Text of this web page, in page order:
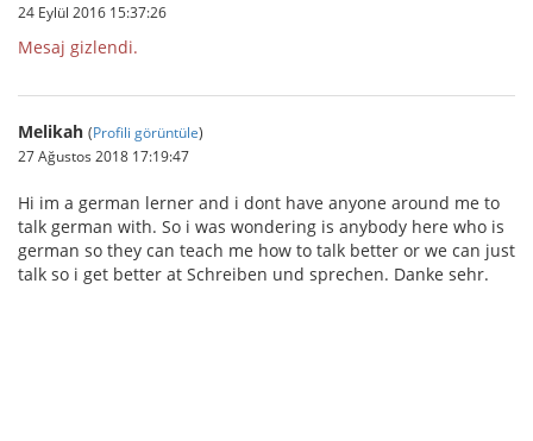
24 Eylül 2016 15:37:26
Mesaj gizlendi.
Melikah (Profili görüntüle)
27 Ağustos 2018 17:19:47
Hi im a german lerner and i dont have anyone around me to
talk german with. So i was wondering is anybody here who is
german so they can teach me how to talk better or we can just
talk so i get better at Schreiben und sprechen. Danke sehr.